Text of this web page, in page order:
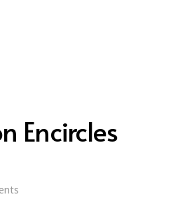
Encircles